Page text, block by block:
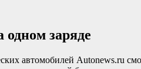
заряде
автомобилей Autonews.ru